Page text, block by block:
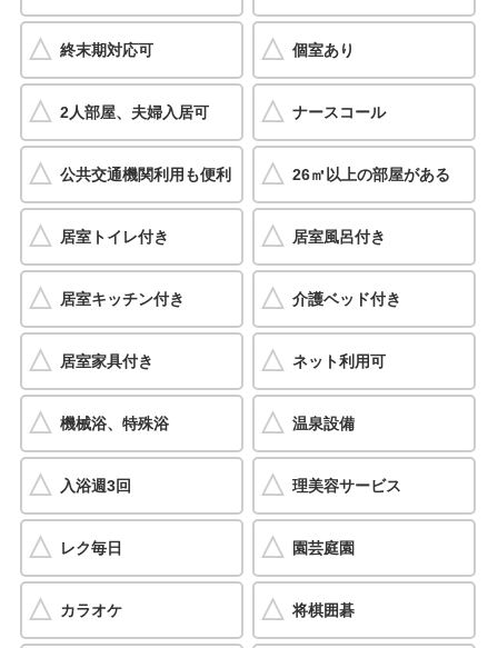
終末期対応可 個室あり
2人部屋、夫婦入居可 ナースコール
公共交通機関利用も便利 26㎡以上の部屋がある
居室トイレ付き 居室風呂付き
居室キッチン付き 介護ベッド付き
居室家具付き ネット利用可
機械浴、特殊浴 温泉設備
入浴週3回 理美容サービス
レク毎日 園芸庭園
カラオケ 将棋囲碁